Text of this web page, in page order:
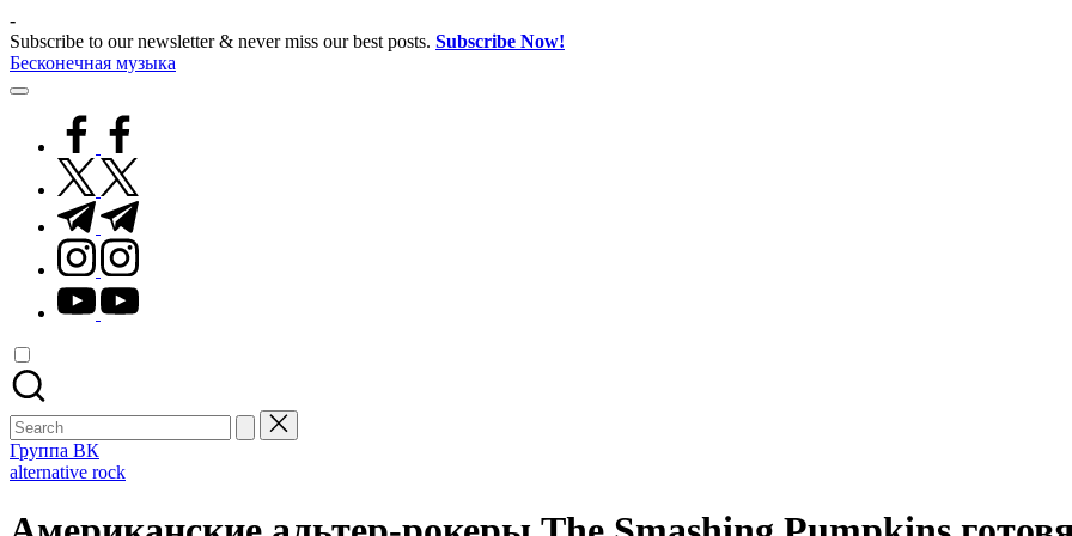
Skip
to
content
-
Subscribe to our newsletter & never miss our best posts. Subscribe Now!
Бесконечная музыка
facebook.com
twitter.com
t.me
instagram.com
youtube.com
Search
for:
Группа ВК
Posted
alternative rock